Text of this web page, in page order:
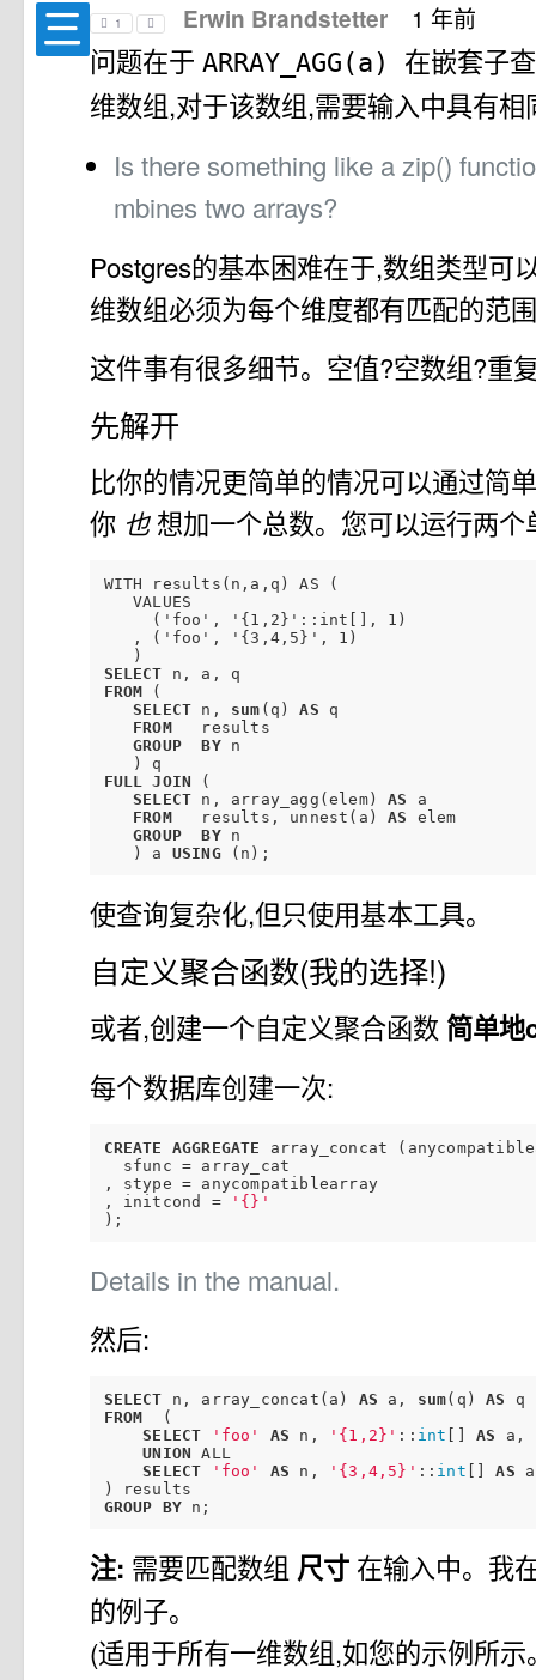
1 Erwin Brandstetter 1 年前
问题在于 ARRAY_AGG(a) 在嵌套子
维数组,对于该数组,需要输入中具有
Is there something like a zip()
mbines two arrays?
Postgres的基本困难在于,数组类型可
维数组必须为每个维度都有匹配的范
这件事有很多细节。空值?空数组?重
先解开
比你的情况更简单的情况可以通过简
你 也想加一个总数。您可以运行两个
WITH results(n,a,q) AS (
   VALUES
     ('foo', '{1,2}'::int[], 1)
   , ('foo', '{3,4,5}', 1)
SELECT
FROM (
SELECT n, sum (q) AS q
FROM
   results
GROUP
BY n
FULL
JOIN (
SELECT n, array_agg(elem) AS
a
FROM
   results, unnest(a)
AS
elem
GROUP
BY n
   ) a
USING
使查询复杂化,但只使用基本工具。
自定义聚合函数(我的选择!)
或者,创建一个自定义聚合函数 简单
每个数据库创建一次:
CREATE AGGREGATE
array_concat
  sfunc = array_cat
, stype = anycompatiblearray
, initcond =
'{}'
Details in the manual.
然后:
SELECT n, array_concat(a) AS a, sum(q) AS
FROM
  (
SELECT
'foo' AS n, '{1,2}' :: int [] AS a,
UNION ALL
SELECT
'foo' AS n, '{3,4,5}' :: int [] AS
GROUP BY
注: 需要匹配数组 尺寸 在输入中。我
的例子。
(适用于所有一维数组,如您的示例所示